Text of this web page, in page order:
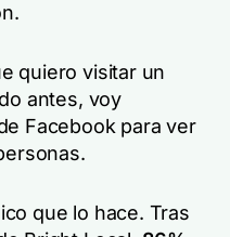
quiero visitar un
antes, voy
Facebook para ver
que lo hace. Tras